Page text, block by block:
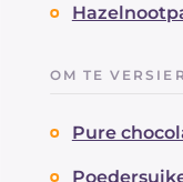
OM TE
Pure